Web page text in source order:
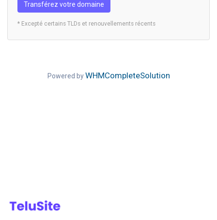
Transférez votre domaine
* Excepté certains TLDs et renouvellements récents
Powered byWHMCompleteSolution